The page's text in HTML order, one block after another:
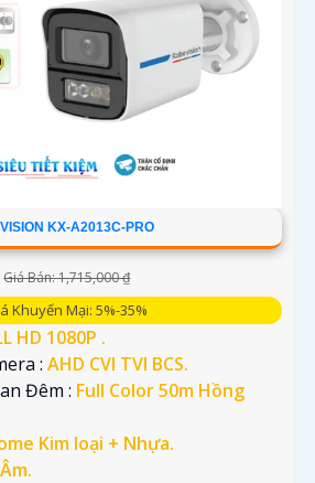
KX-A2013C-PRO
Giá Bán: 1,715,000 ₫
Khuyến Mại: 5%-35%
HD 1080P .
: AHD CVI TVI BCS.
Đêm : Full Color 50m Hồng
Kim loại + Nhựa.